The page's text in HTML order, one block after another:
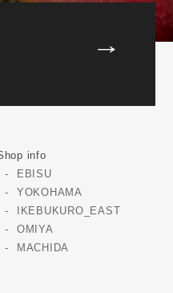
info
EBISU
YOKOHAMA
IKEBUKURO_EAST
OMIYA
MACHIDA